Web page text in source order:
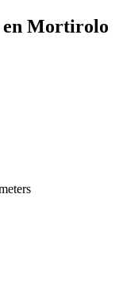
en Mortirolo